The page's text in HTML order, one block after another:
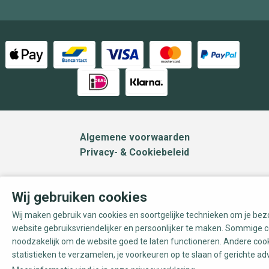
Algemene voorwaarden
Privacy- & Cookiebeleid
Wij gebruiken cookies
Wij maken gebruik van cookies en soortgelijke technieken om je
website gebruiksvriendelijker en persoonlijker te maken. Sommige
noodzakelijk om de website goed te laten functioneren. Andere
statistieken te verzamelen, je voorkeuren op te slaan of gerichte